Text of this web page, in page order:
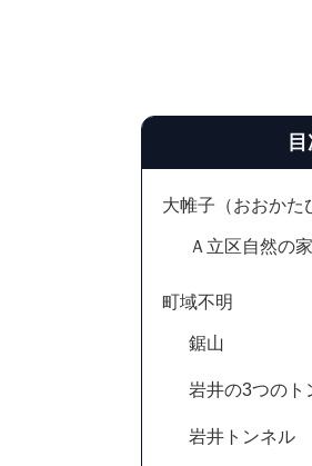
大帷子（おおかた
Ａ立区自然の家
町域不明
鋸山
岩井の3つのト
岩井トンネル